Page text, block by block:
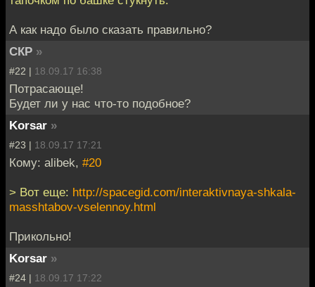
А как надо было сказать правильно?
СКР »
#22 | 18.09.17 16:38
Потрасающе!
Будет ли у нас что-то подобное?
Korsar »
#23 | 18.09.17 17:21
Кому: alibek, #20
> Вот еще: http://spacegid.com/interaktivnaya-shkala-
masshtabov-vselennoy.html
Прикольно!
Korsar »
#24 | 18.09.17 17:22